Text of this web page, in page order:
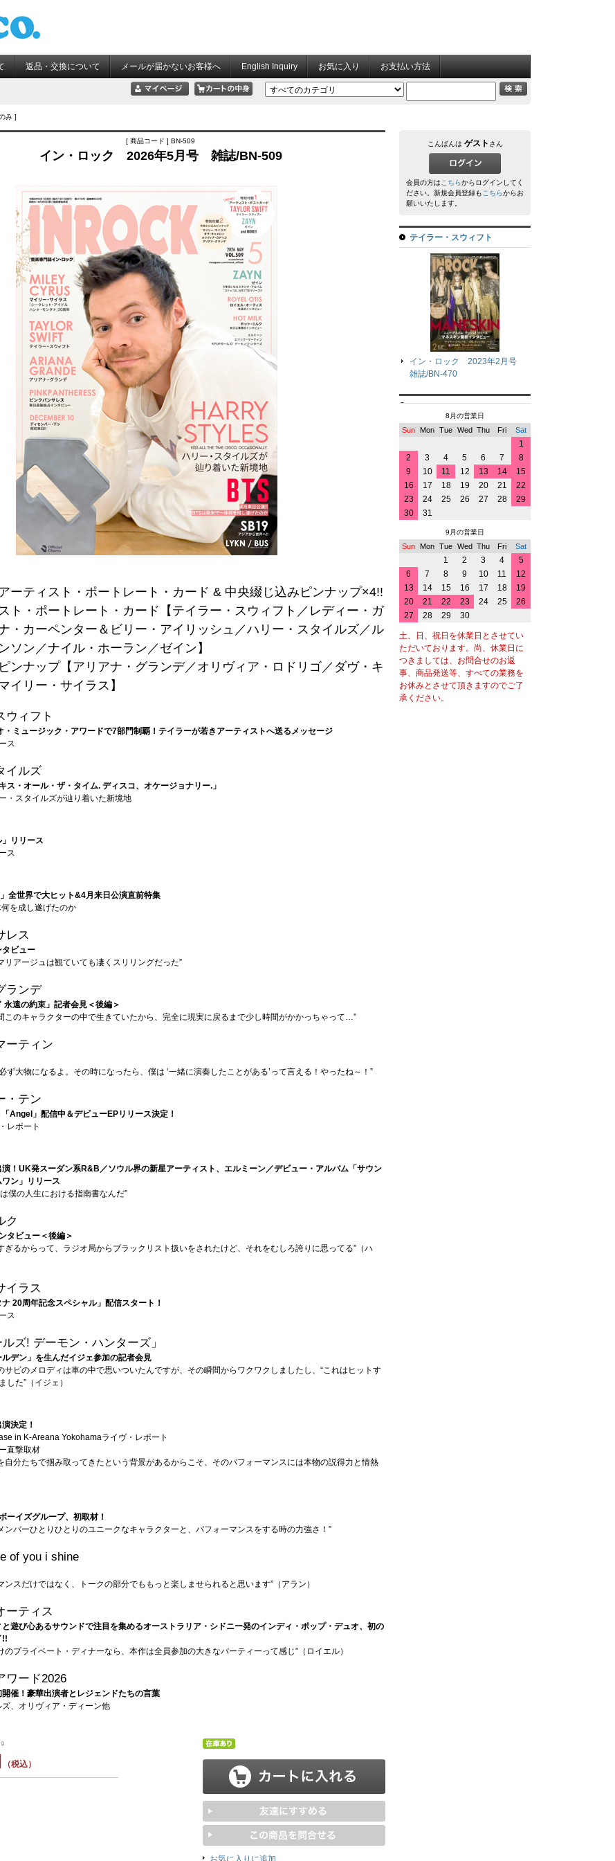
返品・交換について メールが届かないお客様へ English Inquiry お気に入り お支払い方法
み ]
[ 商品コード ] BN-509
イン・ロック 2026年5月号 雑誌/BN-509
ーティスト・ポートレート・カード & 中央綴じ込みピンナップ×4!!
ト・ポートレート・カード【テイラー・スウィフト／レディー・ガ
・カーペンター＆ビリー・アイリッシュ／ハリー・スタイルズ／ル
ソン／ナイル・ホーラン／ゼイン】
ンナップ【アリアナ・グランデ／オリヴィア・ロドリゴ／ダヴ・キ
イリー・サイラス】
ウィフト
・ミュージック・アワードで7部門制覇！テイラーが若きアーティストへ送るメッセージ
ス
イルズ
ス・オール・ザ・タイム. ディスコ、オケージョナリー.」
・スタイルズが辿り着いた新境地
リリース
ス
全世界で大ヒット&4月来日公演直前特集
を成し遂げたのか
レス
タビュー
リアージュは観ていても凄くスリリングだった”
ランデ
永遠の約束」記者会見＜後編＞
このキャラクターの中で生きていたから、完全に現実に戻るまで少し時間がかかっちゃって…”
ーティン
ず大物になるよ。その時になったら、僕は ‘一緒に演奏したことがある’って言える！やったね～！”
・テン
「Angel」配信中＆デビューEPリリース決定！
レポート
！UK発スーダン系R&B／ソウル界の新星アーティスト、エルミーン／デビュー・アルバム「サウン
ン」リリース
僕の人生における指南書なんだ”
ク
タビュー＜後編＞
ぎるからって、ラジオ局からブラックリスト扱いをされたけど、それをむしろ誇りに思ってる”（ハ
イラス
ナ 20周年記念スペシャル」配信スタート！
ス
ルズ! デーモン・ハンターズ」
デン」を生んだイジェ参加の記者会見
サビのメロディは車の中で思いついたんですが、その瞬間からワクワクしましたし、“これはヒットす
した”（イジェ）
決定！
in K-Areana Yokohamaライヴ・レポート
直撃取材
自分たちで掴み取ってきたという背景があるからこそ、そのパフォーマンスには本物の説得力と情熱
ーイズグループ、初取材！
ンバーひとりひとりのユニークなキャラクターと、パフォーマンスをする時の力強さ！”
of you i shine
ンスだけではなく、トークの部分でももっと楽しませられると思います”（アラン）
ーティス
遊び心あるサウンドで注目を集めるオーストラリア・シドニー発のインディ・ポップ・デュオ、初の
!!
のプライベート・ディナーなら、本作は全員参加の大きなパーティーって感じ”（ロイエル）
ワード2026
催！豪華出演者とレジェンドたちの言葉
、オリヴィア・ディーン他
（税込）
こんばんは ゲスト さん
会員の方はこちらからログインしてく
ださい。新規会員登録もこちらからお
願いいたします。
テイラー・スウィフト
イン・ロック 2023年2月号
雑誌/BN-470
8月の営業日
Sun Mon Tue Wed Thu Fri Sat
1
2
3 4 5 6 7
8
9
10 11 12 13 14
15
16
17 18 19 20 21
22
23
24 25 26 27 28
29
30
31
9月の営業日
Sun Mon Tue Wed Thu Fri Sat
1 2 3 4
5
6
7 8 9 10 11
12
13
14 15 16 17 18
19
20
21 22 23 24 25
26
27
28 29 30
土、日、祝日を休業日とさせてい
ただいております。尚、休業日に
つきましては、お問合せのお返
事、商品発送等、すべての業務を
お休みとさせて頂きますのでご了
承ください。